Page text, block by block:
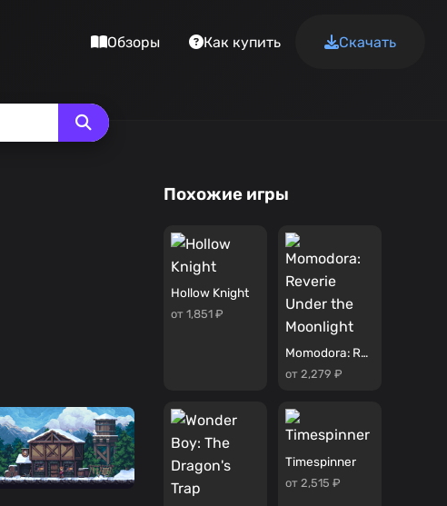
Обзоры Как купить Скачать
Похожие игры
Hollow Knight
от 1,851 ₽
Momodora: Reverie Under the Moonlight
от 2,279 ₽
Timespinner
от 2,515 ₽